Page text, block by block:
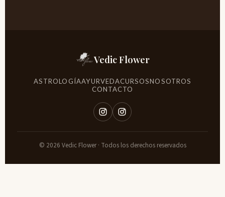
Vedic Flower
ASTROLOGÍAAYURVEDACURSOSNOSOTROS
CONTACTO
© 2026 Vedic Flower · Todos los derechos reservados